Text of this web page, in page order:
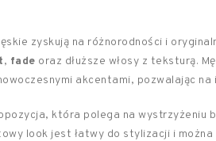
zyskują na różnorodności i
, fade oraz dłuższe włosy z teksturą.
akcentami, pozwalając
która polega na wystrzyżeniu
look jest łatwy do stylizacji i